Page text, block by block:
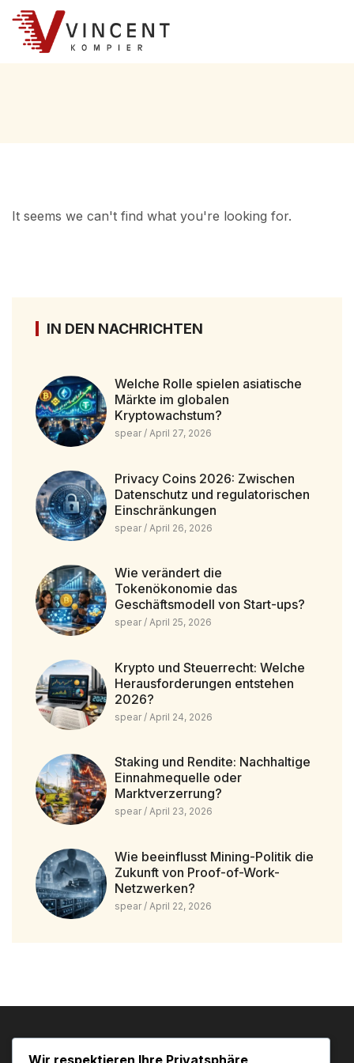
It seems we can't find what you're looking for.
IN DEN NACHRICHTEN
Welche Rolle spielen asiatische
Märkte im globalen
Kryptowachstum?
spear April 27, 2026
Privacy Coins 2026: Zwischen
Datenschutz und regulatorischen
Einschränkungen
spear April 26, 2026
Wie verändert die
Tokenökonomie das
Geschäftsmodell von Start-ups?
spear April 25, 2026
Krypto und Steuerrecht: Welche
Herausforderungen entstehen
2026?
spear April 24, 2026
Staking und Rendite: Nachhaltige
Einnahmequelle oder
Marktverzerrung?
spear April 23, 2026
Wie beeinflusst Mining-Politik die
Zukunft von Proof-of-Work-
Netzwerken?
spear April 22, 2026
Wir respektieren Ihre Privatsphäre